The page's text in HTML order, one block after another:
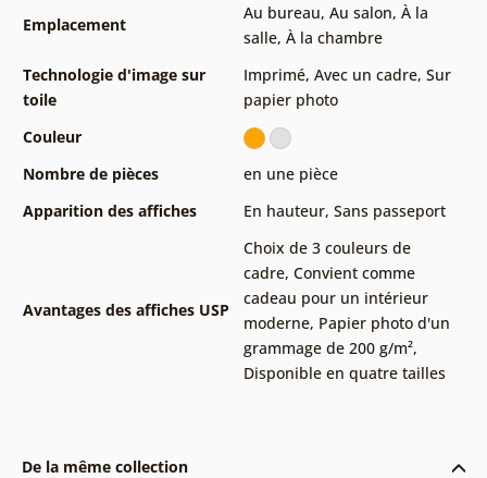
Emplacement
Au bureau, Au salon, À la
salle, À la chambre
Technologie d'image sur
toile
Imprimé, Avec un cadre, Sur
papier photo
Couleur
Nombre de pièces
en une pièce
Apparition des affiches
En hauteur, Sans passeport
Avantages des affiches USP
Choix de 3 couleurs de
cadre, Convient comme
cadeau pour un intérieur
moderne, Papier photo d'un
grammage de 200 g/m²,
Disponible en quatre tailles
De la même collection